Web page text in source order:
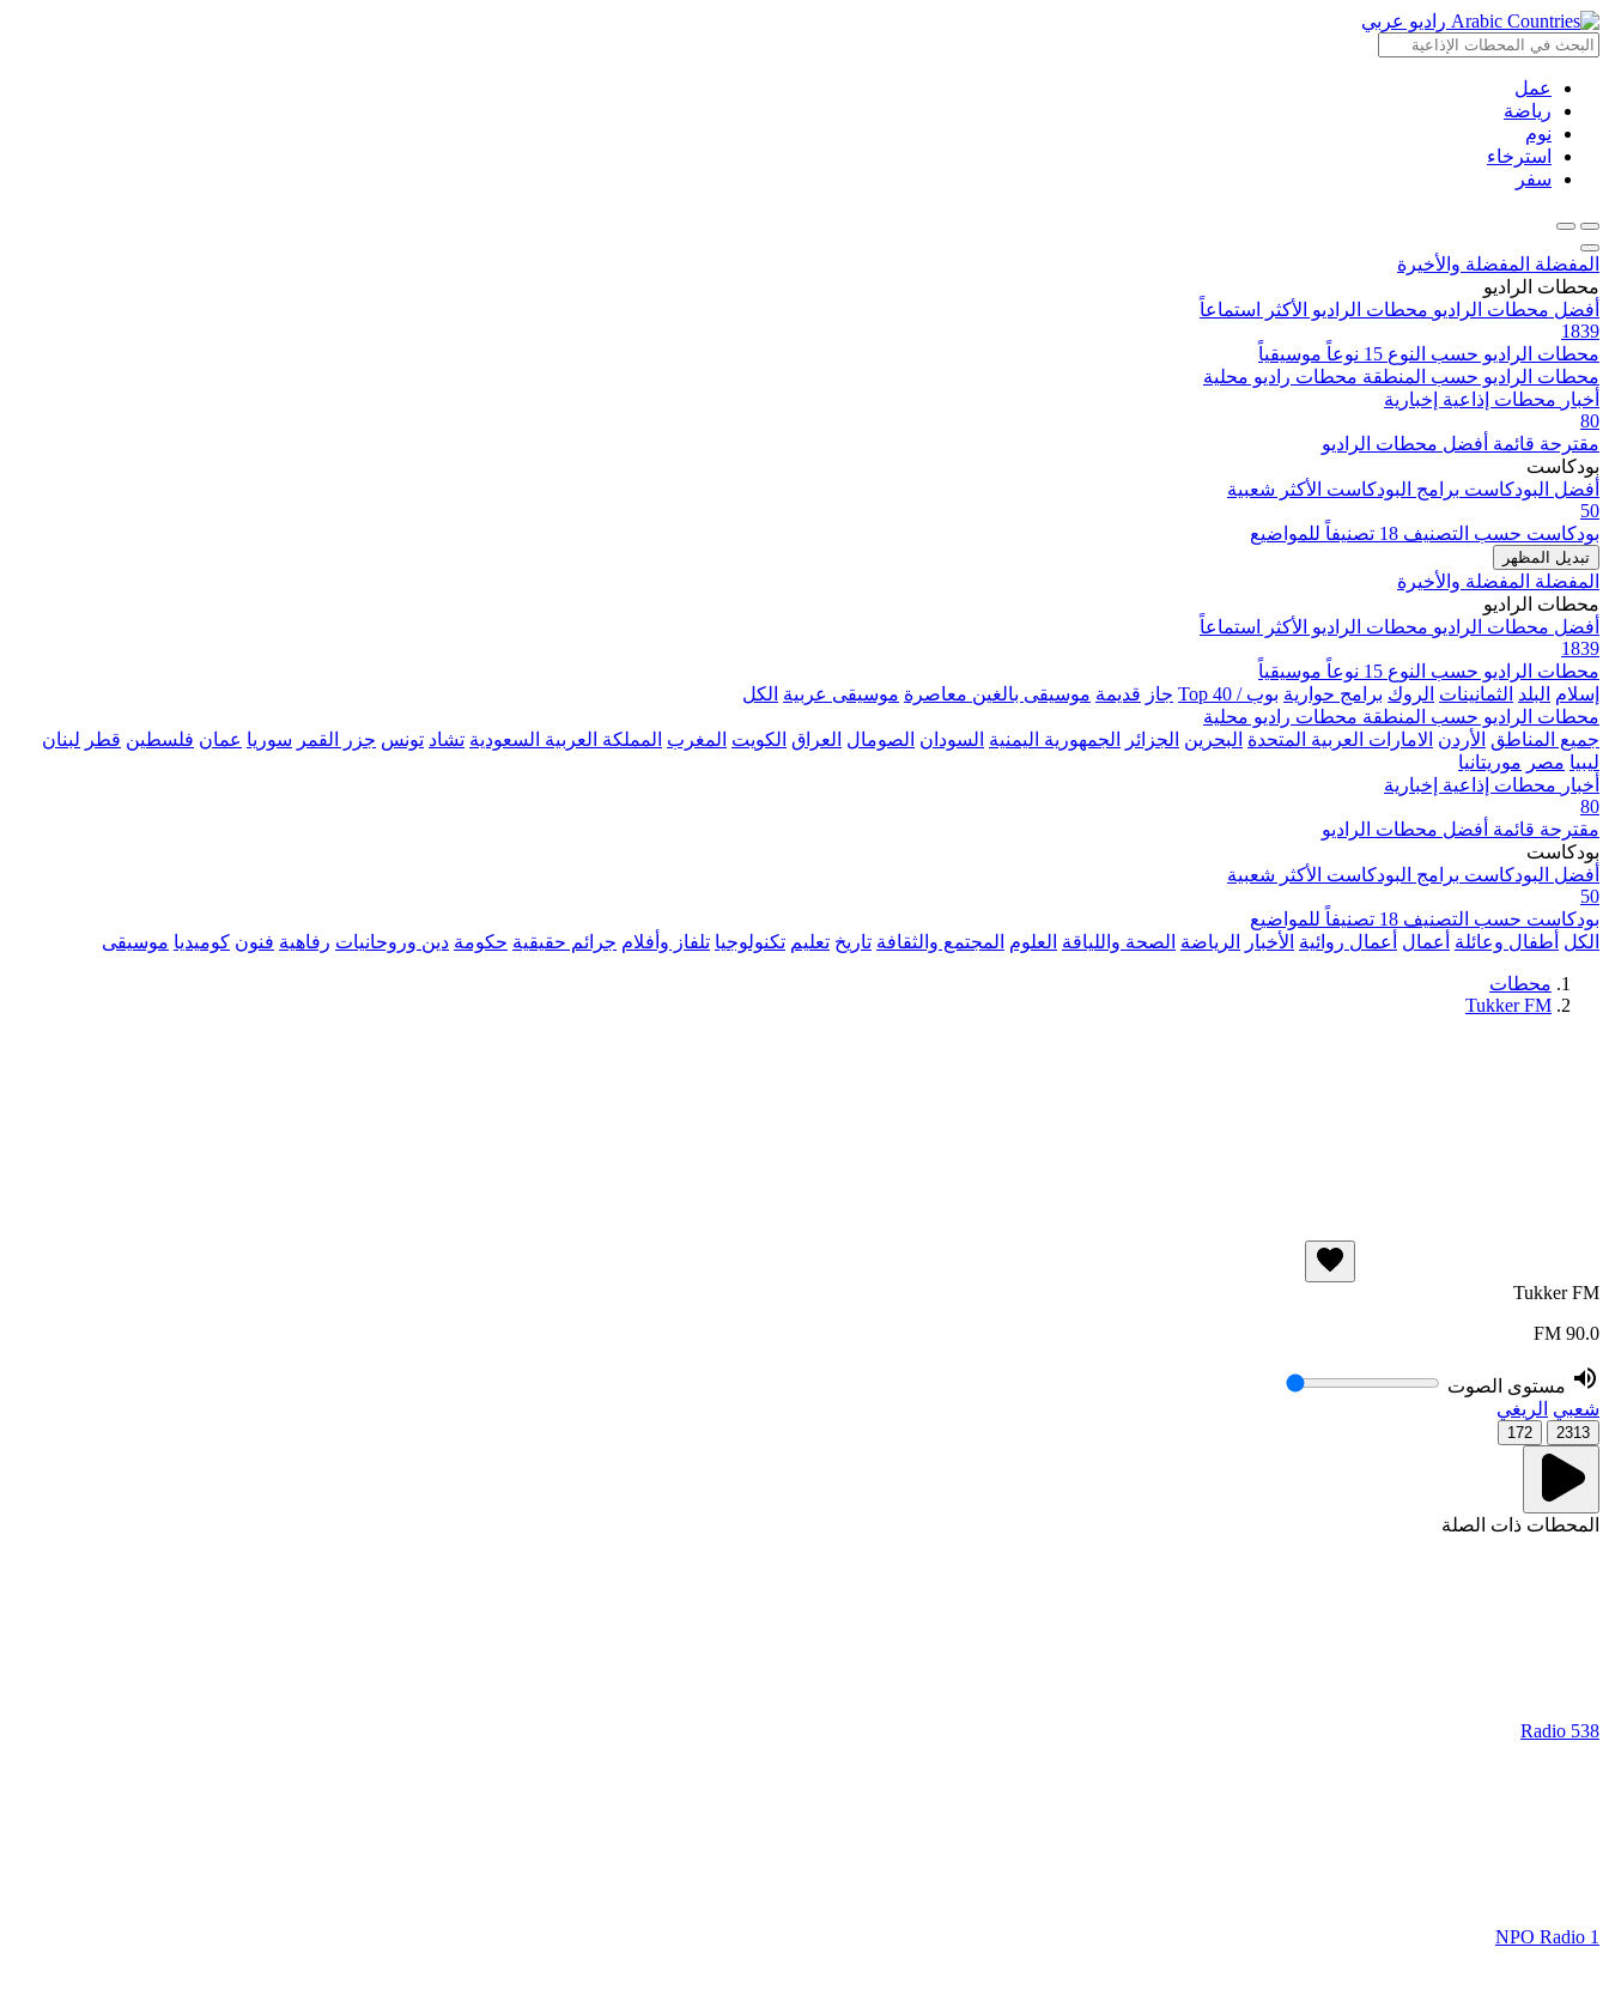
راديو عربي
عمل
رياضة
نوم
استرخاء
سفر
المفضلة المفضلة والأخيرة
محطات الراديو
أفضل محطات الراديو محطات الراديو الأكثر استماعاً
1839
محطات الراديو حسب النوع 15 نوعاً موسيقياً
محطات الراديو حسب المنطقة محطات راديو محلية
أخبار محطات إذاعية إخبارية
80
مقترحة قائمة أفضل محطات الراديو
بودكاست
أفضل البودكاست برامج البودكاست الأكثر شعبية
50
بودكاست حسب التصنيف 18 تصنيفاً للمواضيع
تبديل المظهر
المفضلة المفضلة والأخيرة
محطات الراديو
أفضل محطات الراديو محطات الراديو الأكثر استماعاً
1839
محطات الراديو حسب النوع 15 نوعاً موسيقياً
إسلام البلد الثمانينات الروك برامج حوارية بوب / Top 40 جاز قديمة موسيقى بالغين معاصرة موسيقى عربية الكل
محطات الراديو حسب المنطقة محطات راديو محلية
جميع المناطق الأردن الامارات العربية المتحدة البحرين الجزائر الجمهورية اليمنية السودان الصومال العراق الكويت المغرب المملكة العربية السعودية تشاد تونس جزر القمر سوريا عمان فلسطين قطر لبنان
ليبيا مصر موريتانيا
أخبار محطات إذاعية إخبارية
80
مقترحة قائمة أفضل محطات الراديو
بودكاست
أفضل البودكاست برامج البودكاست الأكثر شعبية
50
بودكاست حسب التصنيف 18 تصنيفاً للمواضيع
الكل أطفال وعائلة أعمال أعمال روائية الأخبار الرياضة الصحة واللياقة العلوم المجتمع والثقافة تاريخ تعليم تكنولوجيا تلفاز وأفلام جرائم حقيقية حكومة دين وروحانيات رفاهية فنون كوميديا موسيقى
محطات
Tukker FM
Tukker FM
90.0 FM
مستوى الصوت
شعبي الريغي
2313
172
المحطات ذات الصلة
Radio 538
NPO Radio 1